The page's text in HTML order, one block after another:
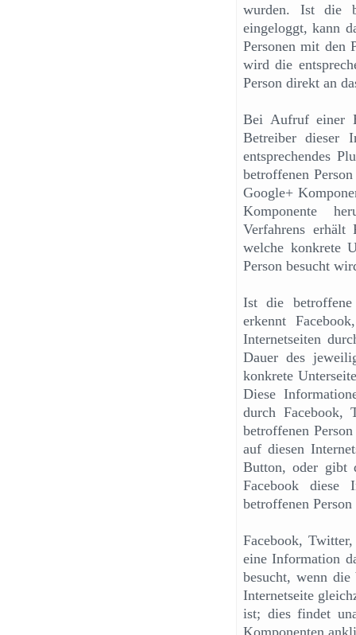
wurden. Ist die
eingeloggt, kann
Personen mit den
wird die
Person direkt an
Bei Aufruf einer
Betreiber dieser
entsprechendes
betroffenen
Google+
Komponente
Verfahrens erhält
welche konkrete
Person besucht
Ist die
erkennt
Internetseiten
Dauer des
konkrete
Diese
durch Facebook,
betroffenen
auf diesen
Button, oder gibt
Facebook diese
betroffenen
Facebook,
eine Information
besucht, wenn
Internetseite
ist; dies findet
Komponenten